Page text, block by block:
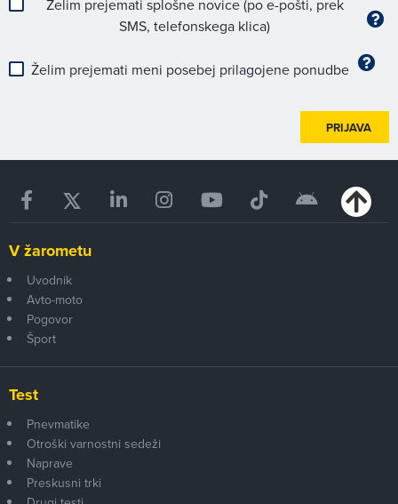
Želim prejemati splošne novice (po e-pošti, prek
SMS, telefonskega klica)
Želim prejemati meni posebej prilagojene ponudbe
PRIJAVA
V žarometu
Uvodnik
Avto-moto
Pogovor
Šport
Test
Pnevmatike
Otroški varnostni sedeži
Naprave
Preskusni trki